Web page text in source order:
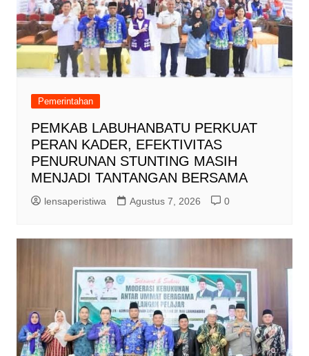
Pemerintahan
PEMKAB LABUHANBATU PERKUAT
PERAN KADER, EFEKTIVITAS
PENURUNAN STUNTING MASIH
MENJADI TANTANGAN BERSAMA
lensaperistiwa Agustus 7, 2026 0